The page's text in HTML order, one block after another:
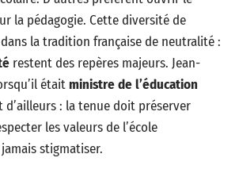
la pédagogie. Cette diversité de
la tradition française de neutralité :
restent des repères majeurs. Jean-
étaitministre de l’éducation
d’ailleurs : la tenue doit préserver
les valeurs de l’école
stigmatiser.